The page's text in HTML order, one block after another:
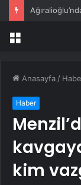
Menü
Anasayfa /
Haber
kim